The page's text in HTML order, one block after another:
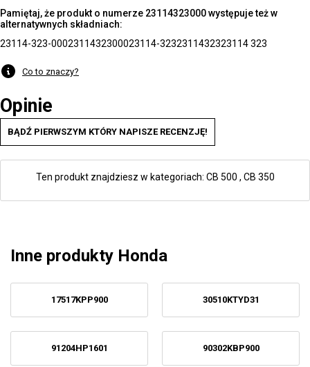
Pamiętaj, że produkt o numerze 23114323000 występuje też w
alternatywnych składniach:
23114-323-0002311432300023114-3232311432323114 323
Co to znaczy?
Opinie
BĄDŹ PIERWSZYM KTÓRY NAPISZE RECENZJĘ!
Ten produkt znajdziesz w kategoriach: CB 500 , CB 350
Inne produkty Honda
17517KPP900 30510KTYD31
91204HP1601 90302KBP900